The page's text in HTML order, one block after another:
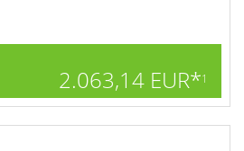
2.063,14 EUR*1